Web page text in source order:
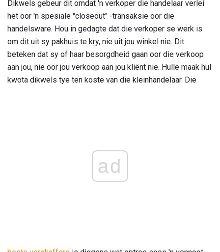
Dikwels gebeur dit omdat 'n verkoper die handelaar verlei
het oor 'n spesiale "closeout" -transaksie oor die
handelsware. Hou in gedagte dat die verkoper se werk is
om dit uit sy pakhuis te kry, nie uit jou winkel nie. Dit
beteken dat sy of haar besorgdheid gaan oor die verkoop
aan jou, nie oor jou verkoop aan jou kliënt nie. Hulle maak hul
kwota dikwels tye ten koste van die kleinhandelaar. Die
ad